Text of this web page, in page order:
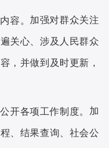
容 。 加强对群众关注
关心、涉及人民群众
，并做到及时更新，
公开各项工作制度。 加
、结果查询、社会公